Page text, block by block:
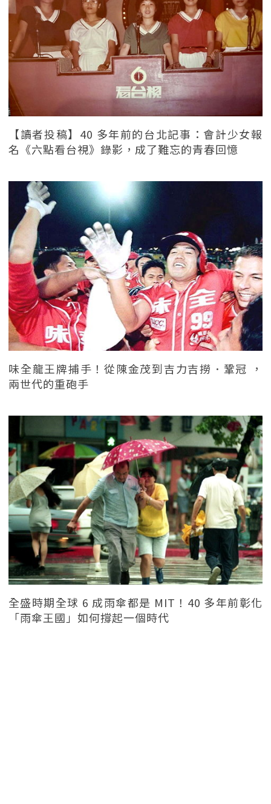
【讀者投稿】40 多年前的台北記事：會計少女報
名《六點看台視》錄影，成了難忘的青春回憶
味全龍王牌捕手！從陳金茂到吉力吉撈．鞏冠 ，
兩世代的重砲手
全盛時期全球 6 成雨傘都是 MIT！40 多年前彰化
「雨傘王國」如何撐起一個時代